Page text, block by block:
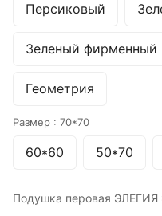
Персиковый
Зеленый фирменный
Геометрия
Размер : 70*70
60*60 50*70
Подушка перовая